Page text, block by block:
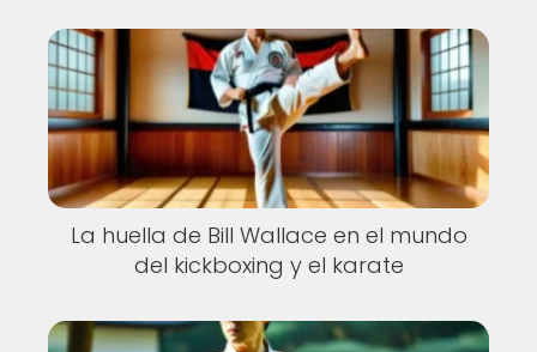
La huella de Bill Wallace en el mundo
del kickboxing y el karate